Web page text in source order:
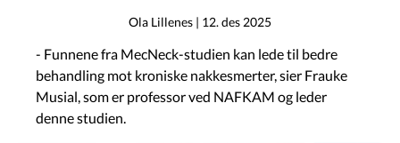
Ola Lillenes | 12. des 2025
- Funnene fra MecNeck-studien kan lede til bedre
behandling mot kroniske nakkesmerter, sier Frauke
Musial, som er professor ved NAFKAM og leder
denne studien.